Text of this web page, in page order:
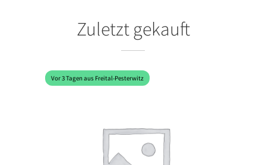
Zuletzt gekauft
Vor 3 Tagen aus Freital-Pesterwitz